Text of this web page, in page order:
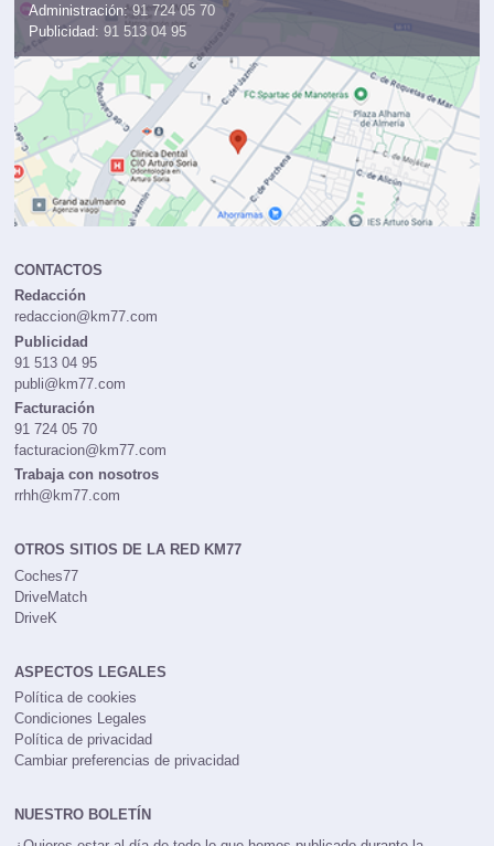
Administración: 91 724 05 70
Publicidad: 91 513 04 95
CONTACTOS
Redacción
redaccion@km77.com
Publicidad
91 513 04 95
publi@km77.com
Facturación
91 724 05 70
facturacion@km77.com
Trabaja con nosotros
rrhh@km77.com
OTROS SITIOS DE LA RED KM77
Coches77
DriveMatch
DriveK
ASPECTOS LEGALES
Política de cookies
Condiciones Legales
Política de privacidad
Cambiar preferencias de privacidad
NUESTRO BOLETÍN